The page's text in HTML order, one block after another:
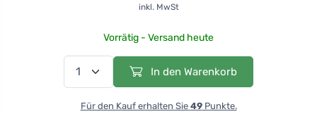
inkl. MwSt
Vorrätig - Versand heute
In den Warenkorb
Für den Kauf erhalten Sie 49Punkte.